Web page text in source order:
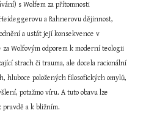
s Wolfem za přítomnosti
a Rahnerovu dějinnost,
a ustát její konsekvence v
za Wolfovým odporem k moderní teologii
strach či trauma, ale docela racionální
hluboce položených filosofických omylů,
potažmo víru. A tuto obavu lze
pravdě a k bližním.